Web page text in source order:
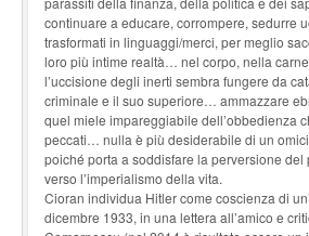
continuare a educare, corrompere, sedurre
trasformati in linguaggi/merci, per meglio
loro più intime realtà… nel corpo, nella
l’uccisione degli inerti sembra fungere da
criminale e il suo superiore… ammazzare
quel miele impareggiabile dell’obbedienza
peccati… nulla è più desiderabile di un
poiché porta a soddisfare la perversione del
verso l’imperialismo della vita.
Cioran individua Hitler come coscienza di
dicembre 1933, in una lettera all’amico e